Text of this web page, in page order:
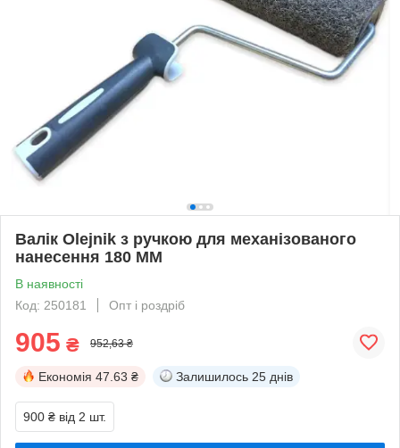
Валік Olejnik з ручкою для механізованого
нанесення 180 ММ
В наявності
Код: 250181
Опт і роздріб
905 ₴ 952,63 ₴
Економія 47.63 ₴ Залишилось 25 днів
900 ₴ від 2 шт.